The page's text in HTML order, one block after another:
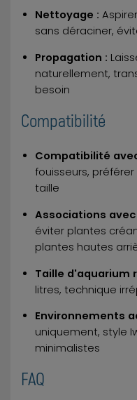
Nettoyage :
sans déraciner,
Propagation :
naturellement,
besoin
Compatibilité
Compatibilité
fouisseurs,
taille
Associations
éviter plantes
plantes hautes
Taille d'aquarium
litres, technique
Environnements
uniquement, style
minimalistes
FAQ